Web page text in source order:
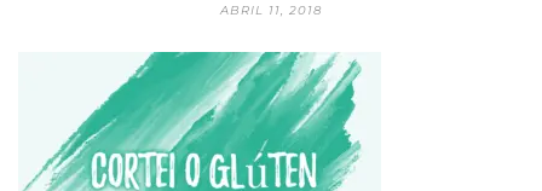
ABRIL 11, 2018